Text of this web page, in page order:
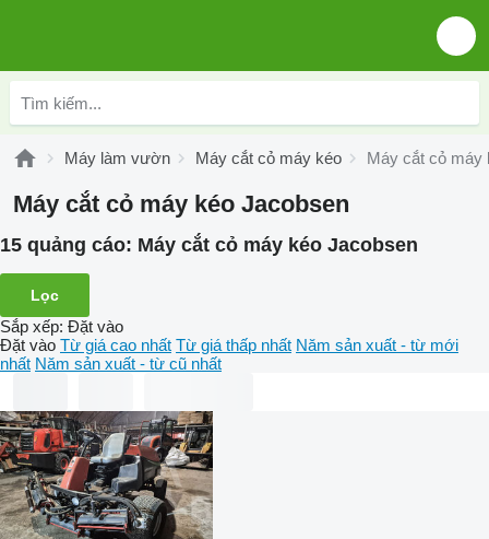
Máy làm vườn Máy cắt cỏ máy kéo Máy cắt cỏ máy
Máy cắt cỏ máy kéo Jacobsen
15 quảng cáo: Máy cắt cỏ máy kéo Jacobsen
Lọc
Sắp xếp: Đặt vào
Đặt vào Từ giá cao nhất Từ giá thấp nhất Năm sản xuất - từ mới
nhất Năm sản xuất - từ cũ nhất